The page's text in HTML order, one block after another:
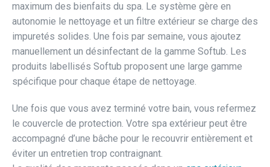
maximum des bienfaits du spa. Le système gère en
autonomie le nettoyage et un filtre extérieur se charge des
impuretés solides. Une fois par semaine, vous ajoutez
manuellement un désinfectant de la gamme Softub. Les
produits labellisés Softub proposent une large gamme
spécifique pour chaque étape de nettoyage.
Une fois que vous avez terminé votre bain, vous refermez
le couvercle de protection. Votre spa extérieur peut être
accompagné d’une bâche pour le recouvrir entièrement et
éviter un entretien trop contraignant.